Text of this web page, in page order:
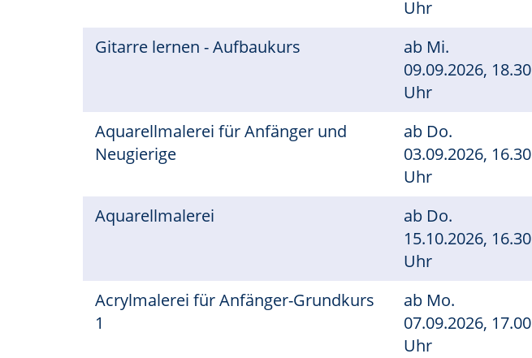
Uhr
Gitarre lernen - Aufbaukurs ab Mi.
09.09.2026, 18.30
Uhr
Aquarellmalerei für Anfänger und
Neugierige
ab Do.
03.09.2026, 16.30
Uhr
Aquarellmalerei ab Do.
15.10.2026, 16.30
Uhr
Acrylmalerei für Anfänger-Grundkurs
1
ab Mo.
07.09.2026, 17.00
Uhr